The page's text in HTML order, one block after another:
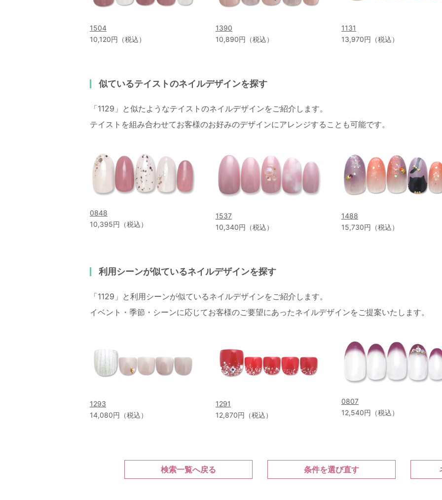
1504
10,120円（税込）
1390
10,890円（税込）
1131
13,970円（税込）
似ているテイストのネイルデザインを探す
「1129」と似たようなテイストのネイルデザインをご紹介します。
テイストを組み合わせてお客様のお好みのデザインにアレンジすることも可能です。
0848
10,395円（税込）
1537
10,340円（税込）
1488
15,730円（税込）
利用シーンが似ているネイルデザインを探す
「1129」と利用シーンが似ているネイルデザインをご紹介します。
イベント・季節・シーンに応じてお客様のご要望にあったネイルデザインをご提案いたします。
1293
14,080円（税込）
1291
12,870円（税込）
0807
12,540円（税込）
検索一覧へ戻る 条件を選び直す